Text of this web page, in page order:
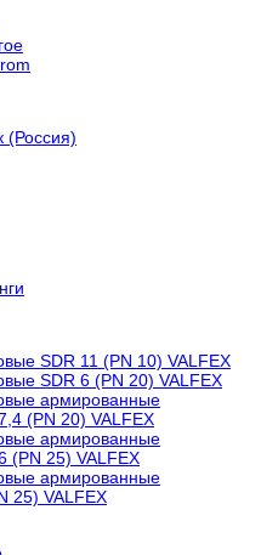
(Россия)
SDR 11 (PN 10) VALFEX
SDR 6 (PN 20) VALFEX
армированные
(PN 20) VALFEX
армированные
(PN 25) VALFEX
армированные
25) VALFEX